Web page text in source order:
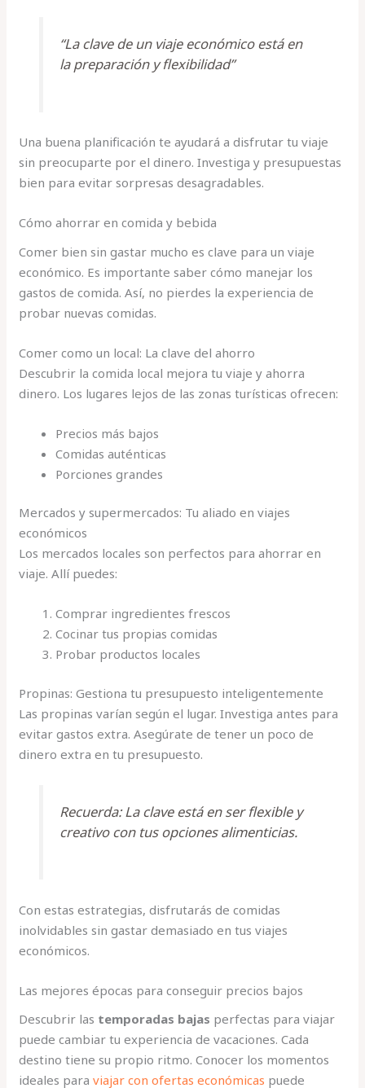
“La clave de un viaje económico está en
la preparación y flexibilidad”
Una buena planificación te ayudará a disfrutar tu viaje
sin preocuparte por el dinero. Investiga y presupuestas
bien para evitar sorpresas desagradables.
Cómo ahorrar en comida y bebida
Comer bien sin gastar mucho es clave para un viaje
económico. Es importante saber cómo manejar los
gastos de comida. Así, no pierdes la experiencia de
probar nuevas comidas.
Comer como un local: La clave del ahorro
Descubrir la comida local mejora tu viaje y ahorra
dinero. Los lugares lejos de las zonas turísticas ofrecen:
Precios más bajos
Comidas auténticas
Porciones grandes
Mercados y supermercados: Tu aliado en viajes
económicos
Los mercados locales son perfectos para ahorrar en
viaje. Allí puedes:
Comprar ingredientes frescos
Cocinar tus propias comidas
Probar productos locales
Propinas: Gestiona tu presupuesto inteligentemente
Las propinas varían según el lugar. Investiga antes para
evitar gastos extra. Asegúrate de tener un poco de
dinero extra en tu presupuesto.
Recuerda: La clave está en ser flexible y
creativo con tus opciones alimenticias.
Con estas estrategias, disfrutarás de comidas
inolvidables sin gastar demasiado en tus viajes
económicos.
Las mejores épocas para conseguir precios bajos
Descubrir las temporadas bajas perfectas para viajar
puede cambiar tu experiencia de vacaciones. Cada
destino tiene su propio ritmo. Conocer los momentos
ideales paraviajar con ofertas económicas puede